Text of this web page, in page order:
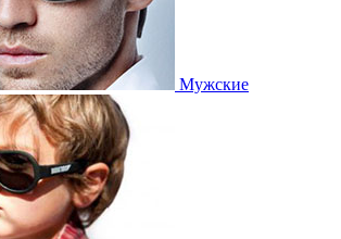
Мужские